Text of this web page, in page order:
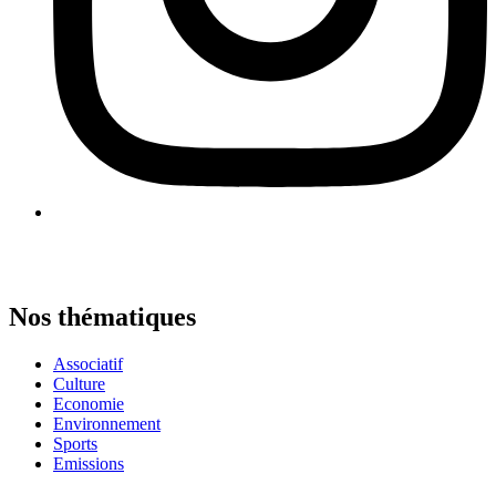
Nos thématiques
Associatif
Culture
Economie
Environnement
Sports
Emissions